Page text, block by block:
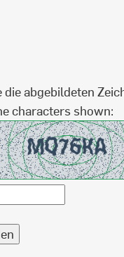
die abgebildeten
characters shown: